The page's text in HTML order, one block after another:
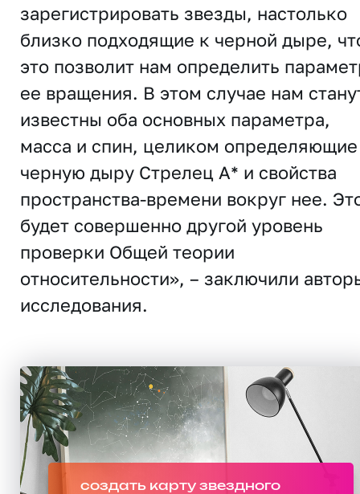
зарегистрировать звезды, настолько
близко подходящие к черной дыре,
это позволит нам определить
ее вращения. В этом случае нам
известны оба основных параметра,
масса и спин, целиком определяющие
черную дыру Стрелец A* и свойства
пространства-времени вокруг нее.
будет совершенно другой уровень
проверки Общей теории
относительности», – заключили
исследования.
создать карту звездного